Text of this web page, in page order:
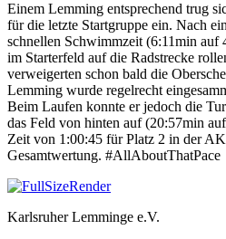
Einem Lemming entsprechend trug
für die letzte Startgruppe ein. Nach
schnellen Schwimmzeit (6:11min auf
im Starterfeld auf die Radstrecke
verweigerten schon bald die
Lemming wurde regelrecht
Beim Laufen konnte er jedoch die
das Feld von hinten auf (20:57min
Zeit von 1:00:45 für Platz 2 in der
Gesamtwertung. #AllAboutThatPace
Karlsruher Lemminge e.V.